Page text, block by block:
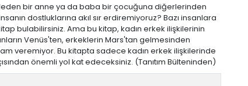
bir anne ya da baba bir çocuğuna diğerlerinden
dostluklarına akıl sır erdiremiyoruz? Bazı insanlara
bulabilirsiniz. Ama bu kitap, kadın erkek ilişkilerinin
Venüs'ten, erkeklerin Mars'tan gelmesinden
veremiyor. Bu kitapta sadece kadın erkek ilişkilerinde
önemli yol kat edeceksiniz. (Tanıtım Bülteninden)